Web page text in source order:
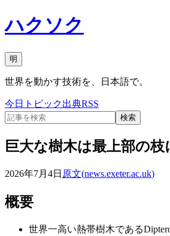
ハクソク
明
世界を動かす技術を、日本語で。
今日 トピック出典RSS
検索
巨大な樹木は最上部の
2026年7月4日 原文(news.exeter.ac.uk)
概要
世界一高い熱帯樹木である